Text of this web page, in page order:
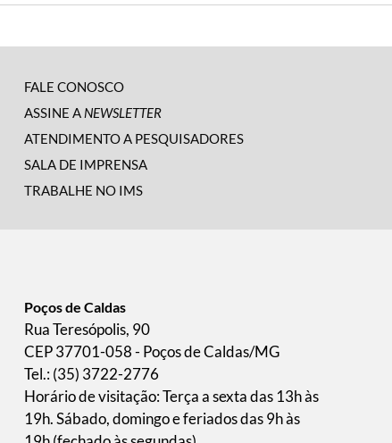
FALE CONOSCO
ASSINE A NEWSLETTER
ATENDIMENTO A PESQUISADORES
SALA DE IMPRENSA
TRABALHE NO IMS
Poços de Caldas
Rua Teresópolis, 90
CEP 37701-058 - Poços de Caldas/MG
Tel.: (35) 3722-2776
Horário de visitação: Terça a sexta das 13h às
19h. Sábado, domingo e feriados das 9h às